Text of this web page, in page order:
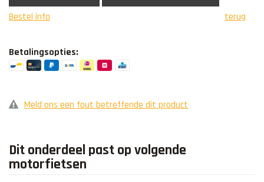
Bestel info
terug
Betalingsopties:
Meld ons een fout betreffende dit product
Dit onderdeel past op volgende
motorfietsen